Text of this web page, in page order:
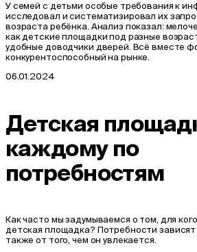
У семей с детьми особые требования к
исследовал и систематизировал их
возраста ребёнка. Анализ показал:
как детские площадки под разные
удобные доводчики дверей. Всё вместе
конкурентоспособный на рынке.
06.01.2024
Детская
каждому по
потребностям
Как часто мы задумываемся о том, для
детская площадка? Потребности зависят
также от того, чем он увлекается.